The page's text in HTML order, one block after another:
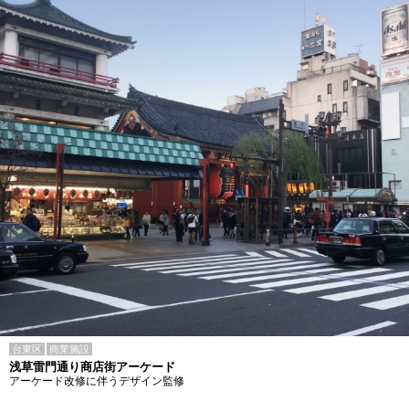
台東区 商業施設
浅草雷門通り商店街アーケード
アーケード改修に伴うデザイン監修